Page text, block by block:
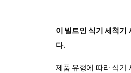
이 빌트인 식기 세척기
다.
제품 유형에 따라 식기